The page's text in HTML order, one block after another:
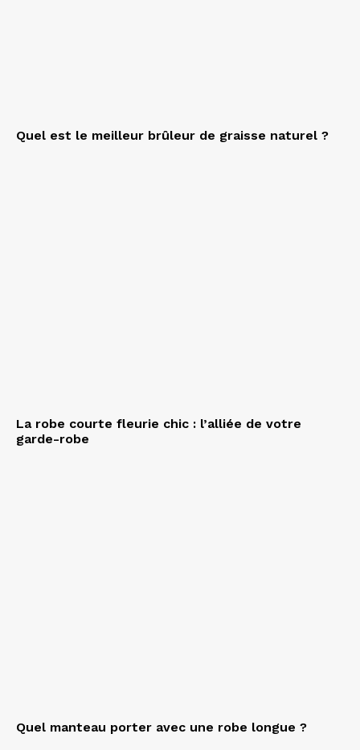
Quel est le meilleur brûleur de graisse naturel ?
La robe courte fleurie chic : l’alliée de votre
garde-robe
Quel manteau porter avec une robe longue ?